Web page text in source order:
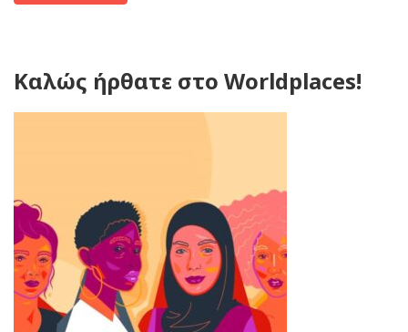
Καλώς ήρθατε στο Worldplaces!